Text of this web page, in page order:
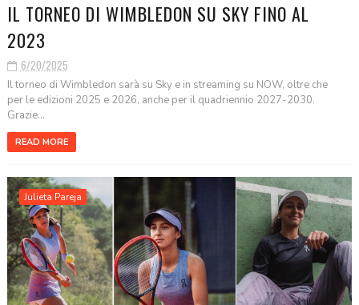
IL TORNEO DI WIMBLEDON SU SKY FINO AL
2023
6/20/2025
Il torneo di Wimbledon sarà su Sky e in streaming su NOW, oltre che
per le edizioni 2025 e 2026, anche per il quadriennio 2027-2030.
Grazie...
READ MORE
Julieta Pareja